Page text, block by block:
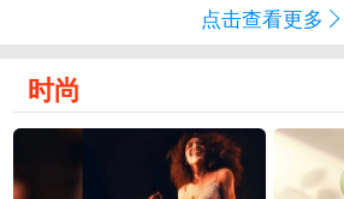
点击查看更多
时尚